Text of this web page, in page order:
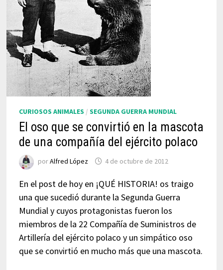
CURIOSOS ANIMALES / SEGUNDA GUERRA MUNDIAL
El oso que se convirtió en la mascota
de una compañía del ejército polaco
porAlfred López 4 de octubre de 2012
En el post de hoy en ¡QUÉ HISTORIA! os traigo
una que sucedió durante la Segunda Guerra
Mundial y cuyos protagonistas fueron los
miembros de la 22 Compañía de Suministros de
Artillería del ejército polaco y un simpático oso
que se convirtió en mucho más que una mascota.